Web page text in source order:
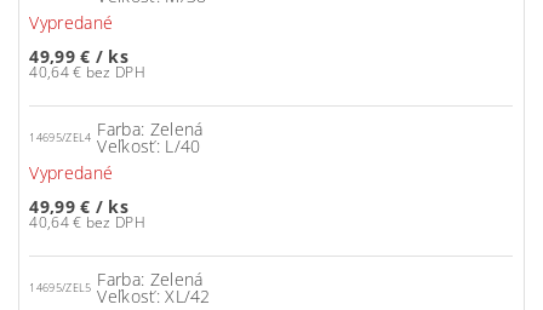
Vypredané
49,99 € / ks
40,64 € bez DPH
14695/ZEL4 Farba: Zelená
Veľkosť: L/40
Vypredané
49,99 € / ks
40,64 € bez DPH
14695/ZEL5 Farba: Zelená
Veľkosť: XL/42